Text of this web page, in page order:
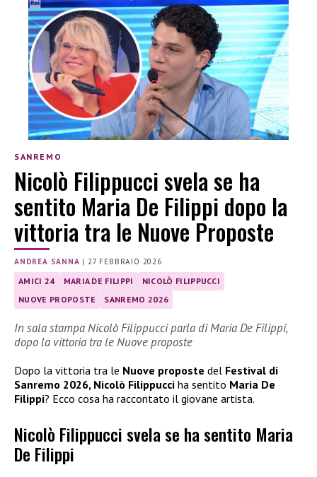
SANREMO
Nicolò Filippucci svela se ha
sentito Maria De Filippi dopo la
vittoria tra le Nuove Proposte
ANDREA SANNA |27 FEBBRAIO 2026
AMICI 24 MARIA DE FILIPPI
NICOLÒ FILIPPUCCI
NUOVE PROPOSTE
SANREMO 2026
In sala stampa Nicolò Filippucci parla di Maria De Filippi,
dopo la vittoria tra le Nuove proposte
Dopo la vittoria tra le Nuove proposte del Festival di
Sanremo 2026, Nicolò Filippucci ha sentito Maria De
Filippi? Ecco cosa ha raccontato il giovane artista.
Nicolò Filippucci svela se ha sentito Maria
De Filippi